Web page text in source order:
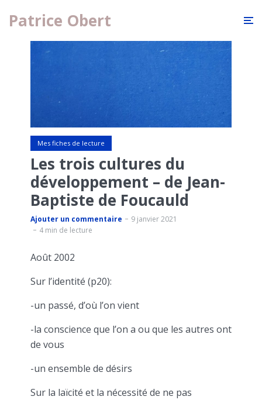
Patrice Obert
Mes fiches de lecture
Les trois cultures du
développement – de Jean-
Baptiste de Foucauld
Ajouter un commentaire
9 janvier 2021
4 min de lecture
Août 2002
Sur l’identité (p20):
-un passé, d’où l’on vient
-la conscience que l’on a ou que les autres ont
de vous
-un ensemble de désirs
Sur la laïcité et la nécessité de ne pas